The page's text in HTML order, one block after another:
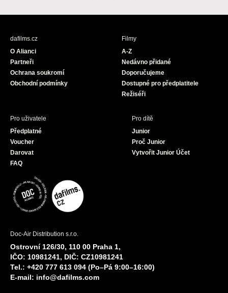
c
s
u
dafilms.cz
O Alianci
Partneři
Ochrana soukromí
Obchodní podmínky
Filmy
A-Z
Nedávno přidané
Doporučujeme
Dostupné pro předplatitele
Režiséři
Pro uživatele
Předplatné
Voucher
Darovat
FAQ
Pro dítě
Junior
Proč Junior
Vytvořit Junior Účet
Doc-Air Distribution s.r.o.
Ostrovní 126/30, 110 00 Praha 1,
IČO: 10981241, DIČ: CZ10981241
Tel.: +420 777 613 094 (Po–Pá 9:00–16:00)
E-mail: info@dafilms.com